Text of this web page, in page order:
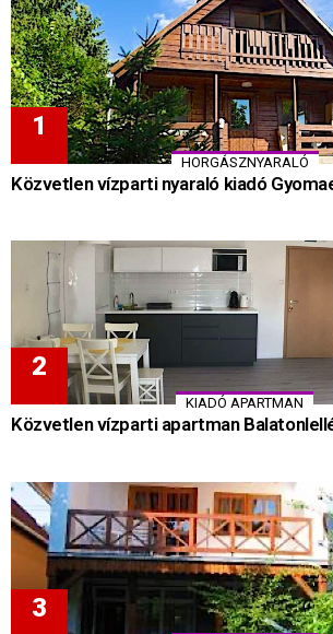
HORGÁSZNYARALÓ
Közvetlen vízparti nyaraló kiadó
KIADÓ APARTMAN
Közvetlen vízparti apartman